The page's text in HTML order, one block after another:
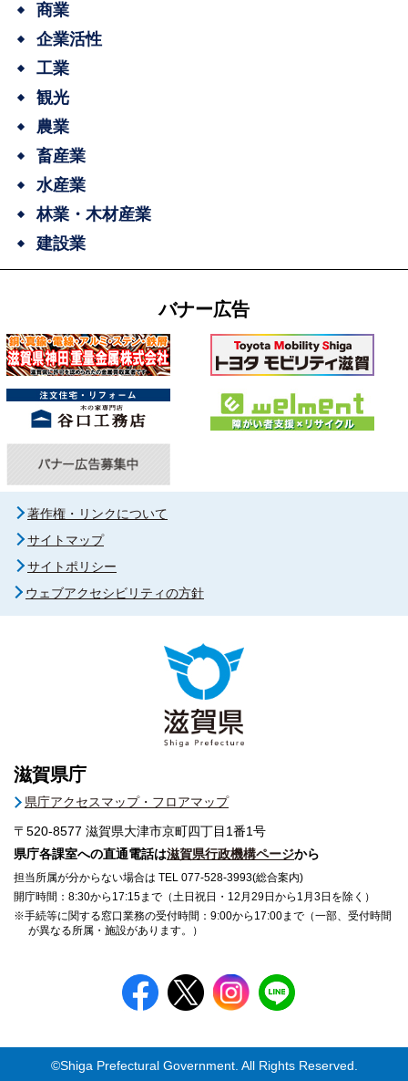
商業
企業活性
工業
観光
農業
畜産業
水産業
林業・木材産業
建設業
バナー広告
著作権・リンクについて
サイトマップ
サイトポリシー
ウェブアクセシビリティの方針
滋賀県庁
県庁アクセスマップ・フロアマップ
〒520-8577 滋賀県大津市京町四丁目1番1号
県庁各課室への直通電話は滋賀県行政機構ページから
担当所属が分からない場合は TEL 077-528-3993(総合案内)
開庁時間：8:30から17:15まで（土日祝日・12月29日から1月3日を除く）
※手続等に関する窓口業務の受付時間：9:00から17:00まで（一部、受付時間
が異なる所属・施設があります。）
©Shiga Prefectural Government. All Rights Reserved.